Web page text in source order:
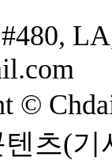
©
츠(